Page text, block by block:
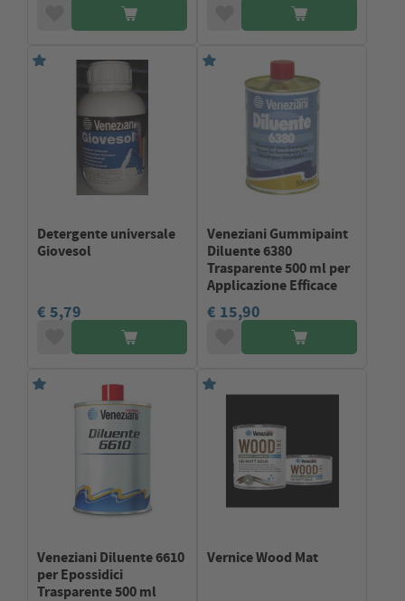
Detergente universale
Giovesol
€ 5,79
Veneziani Gummipaint
Diluente 6380
Trasparente 500 ml per
Applicazione Efficace
€ 15,90
Veneziani Diluente 6610
per Epossidici
Trasparente 500 ml
Vernice Wood Mat